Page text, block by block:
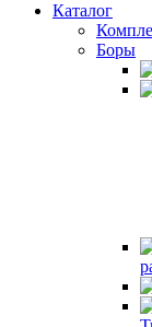
Каталог
Боры